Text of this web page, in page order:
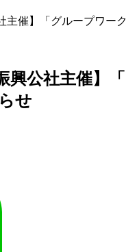
主催】「グループワ
興公社主催
せ